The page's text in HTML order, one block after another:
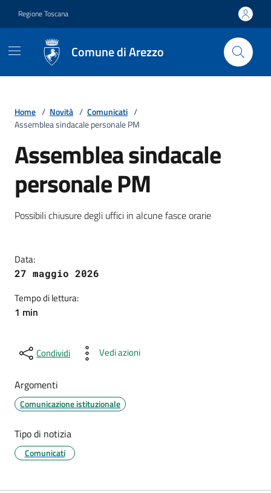
Regione Toscana
Comune di Arezzo
Home / Novità / Comunicati /
Assemblea sindacale personale PM
Assemblea sindacale
personale PM
Dettagli della notizia
Possibili chiusure degli uffici in alcune fasce orarie
Data:
27 maggio 2026
Tempo di lettura:
1 min
Condividi Vedi azioni
Argomenti
Comunicazione istituzionale
Tipo di notizia
Comunicati